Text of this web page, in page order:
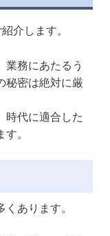
介します。
業務にあたるう
秘密は絶対に厳
時代に適合した
。
あります。